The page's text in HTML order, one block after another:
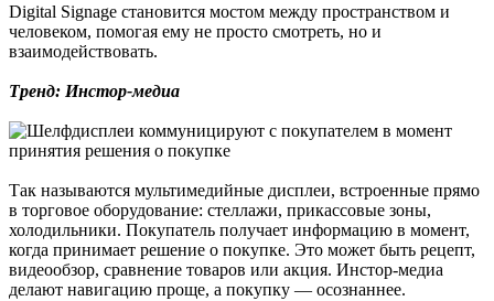
Digital Signage становится мостом между пространством и
человеком, помогая ему не просто смотреть, но и
взаимодействовать.
Тренд: Инстор-медиа
Так называются мультимедийные дисплеи, встроенные прямо
в торговое оборудование: стеллажи, прикассовые зоны,
холодильники. Покупатель получает информацию в момент,
когда принимает решение о покупке. Это может быть рецепт,
видеообзор, сравнение товаров или акция. Инстор-медиа
делают навигацию проще, а покупку — осознаннее.